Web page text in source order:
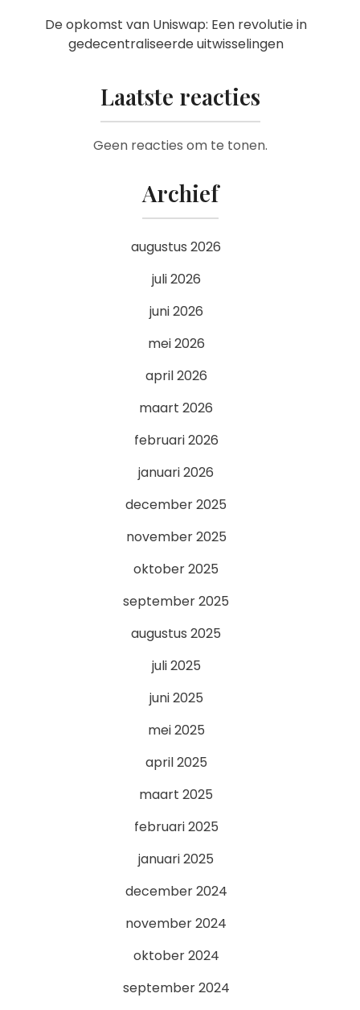
De opkomst van Uniswap: Een revolutie in
gedecentraliseerde uitwisselingen
Laatste reacties
Geen reacties om te tonen.
Archief
augustus 2026
juli 2026
juni 2026
mei 2026
april 2026
maart 2026
februari 2026
januari 2026
december 2025
november 2025
oktober 2025
september 2025
augustus 2025
juli 2025
juni 2025
mei 2025
april 2025
maart 2025
februari 2025
januari 2025
december 2024
november 2024
oktober 2024
september 2024